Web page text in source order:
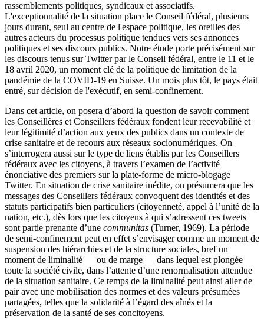
rassemblements politiques, syndicaux et associatifs.
L'exceptionnalité de la situation place le Conseil fédéral, plusieurs
jours durant, seul au centre de l'espace politique, les oreilles des
autres acteurs du processus politique tendues vers ses annonces
politiques et ses discours publics. Notre étude porte précisément sur
les discours tenus sur Twitter par le Conseil fédéral, entre le 11 et le
18 avril 2020, un moment clé de la politique de limitation de la
pandémie de la COVID-19 en Suisse. Un mois plus tôt, le pays était
entré, sur décision de l'exécutif, en semi-confinement.
Dans cet article, on posera d’abord la question de savoir comment
les Conseillères et Conseillers fédéraux fondent leur recevabilité et
leur légitimité d’action aux yeux des publics dans un contexte de
crise sanitaire et de recours aux réseaux socionumériques. On
s’interrogera aussi sur le type de liens établis par les Conseillers
fédéraux avec les citoyens, à travers l’examen de l’activité
énonciative des premiers sur la plate-forme de micro-blogage
Twitter. En situation de crise sanitaire inédite, on présumera que les
messages des Conseillers fédéraux convoquent des identités et des
statuts participatifs bien particuliers (citoyenneté, appel à l’unité de la
nation, etc.), dès lors que les citoyens à qui s’adressent ces tweets
sont partie prenante d’une communitas (Turner, 1969). La période
de semi-confinement peut en effet s’envisager comme un moment de
suspension des hiérarchies et de la structure sociales, bref un
moment de liminalité — ou de marge — dans lequel est plongée
toute la société civile, dans l’attente d’une renormalisation attendue
de la situation sanitaire. Ce temps de la liminalité peut ainsi aller de
pair avec une mobilisation des normes et des valeurs présumées
partagées, telles que la solidarité à l’égard des aînés et la
préservation de la santé de ses concitoyens.